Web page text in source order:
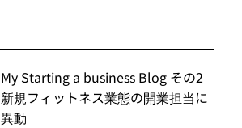
My Starting a business Blog その2
新規フィットネス業態の開業担当に
異動